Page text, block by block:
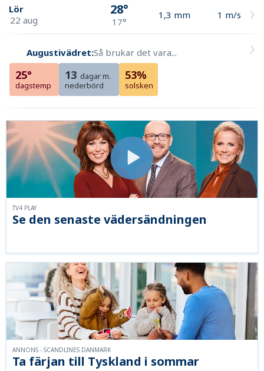
Lör
22 aug
28°
17°
1,3 mm 1 m/s
Augustivädret:Så brukar det vara...
25°
dagstemp
13 dagar m.
nederbörd
53%
solsken
Se den senaste vädersändningen
TV4 PLAY
Ta färjan till Tyskland i sommar
ANNONS - SCANDLINES DANMARK